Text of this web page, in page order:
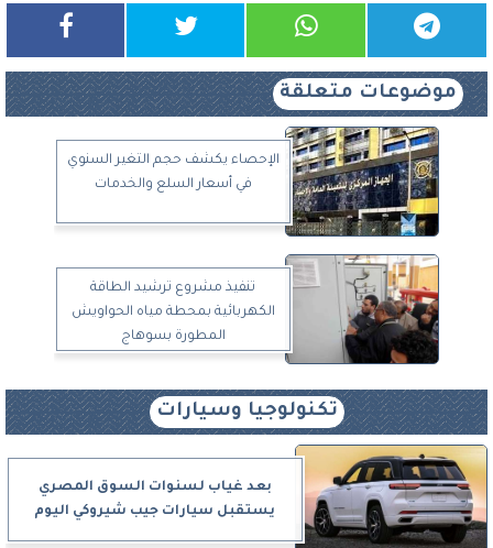
موضوعات متعلقة
الإحصاء يكشف حجم التغير السنوي
في أسعار السلع والخدمات
تنفيذ مشروع ترشيد الطاقة
الكهربائية بمحطة مياه الحواويش
المطورة بسوهاج
تكنولوجيا وسيارات
بعد غياب لسنوات السوق المصري
يستقبل سيارات جيب شيروكي اليوم